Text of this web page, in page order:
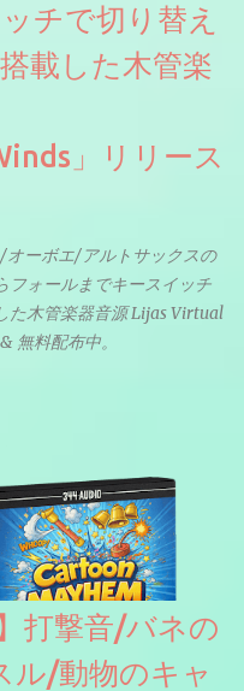
チで切り替え
載した木管楽
」リリース
オーボエ/アルトサックスの
フォールまでキースイッチ
た木管楽器音源 Lijas Virtual
無料配布中。
打撃音/バネの
ル/動物のキャ